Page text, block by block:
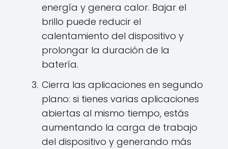
energía y genera calor. Bajar el
brillo puede reducir el
calentamiento del dispositivo y
prolongar la duración de la
batería.
Cierra las aplicaciones en segundo
plano: si tienes varias aplicaciones
abiertas al mismo tiempo, estás
aumentando la carga de trabajo
del dispositivo y generando más